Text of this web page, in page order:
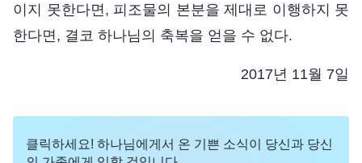
이지 못한다면, 피조물의 본분을 제대로 이행하지 못
한다면, 결코 하나님의 축복을 얻을 수 없다.
2017년 11월 7일
클릭하세요! 하나님에게서 온 기쁜 소식이 당신과 당신